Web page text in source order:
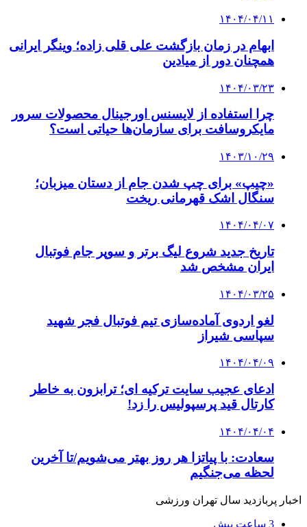
۱۴۰۴/۰۴/۱۱
ابهام در زمان بازگشت علی قلی زاده؛ وینگر ایرانی
همچنان دور از میادین
۱۴۰۴/۰۳/۲۳
چرا استفاده از لایسنس اورجینال محصولات سرور
مایکروسافت برای سازمان‌ها حیاتی است؟
۱۴۰۳/۱۰/۲۹
«چیپ» برای چپ شدن جام از دستان میزبان؛
سنگال اشک قهرمانی ریخت
۱۴۰۴/۰۴/۰۷
تاریخ جدید شروع لیگ برتر و سوپر جام فوتبال
ایران مشخص شد
۱۴۰۴/۰۳/۲۵
لغو اردوی آماده‌سازی تیم فوتبال فجر شهید
سپاسی شیراز
۱۴۰۴/۰۴/۰۹
ادعای عجیب سایت ترکیه ای؛ ترابزون به خاطر
کارتال قید پرسپولیس را زد!
۱۴۰۴/۰۴/۰۴
سعادت: با پیاتزا هر روز بهتر می‌شویم/تا آخرین
لحظه می‌جنگیم
اخبار پربازدید سال تهران ورزشی
3 ساعت پیش